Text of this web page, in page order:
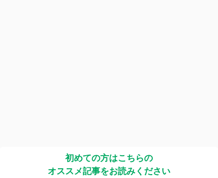
初めての方はこちらの
オススメ記事をお読みください